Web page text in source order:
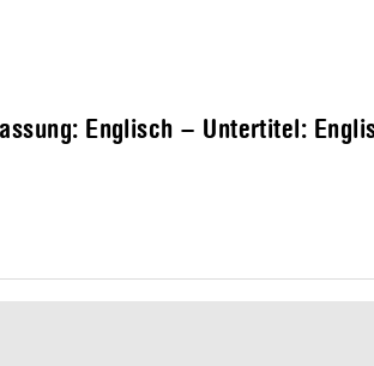
Englisch – Untertitel: